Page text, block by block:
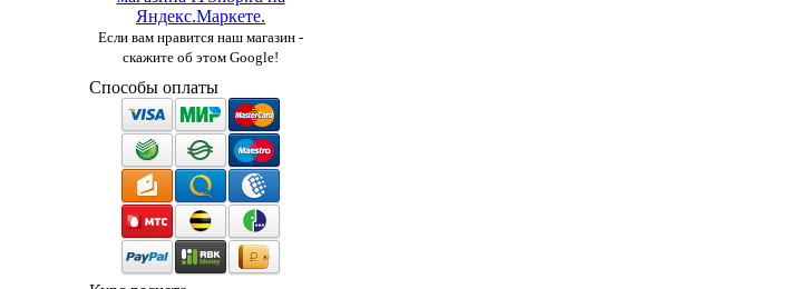
Если вам нравится наш магазин -
скажите об этом Google!
Способы оплаты